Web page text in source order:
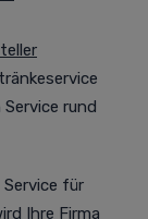
rund
für
Ihre Firma